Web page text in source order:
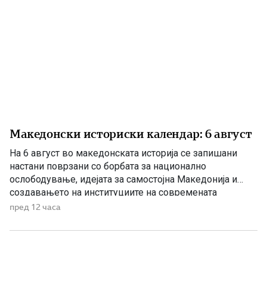
Македонски историски календар: 6 август
На 6 август во македонската историја се запишани
настани поврзани со борбата за национално
ослободување, идејата за самостојна Македонија и
создавањето на институциите на современата
македонска држава. 1875 – Роден е Григорие Хаџи
Григорие Хаџи Ташковиќ – македонски револуционер,
пред 12 часа